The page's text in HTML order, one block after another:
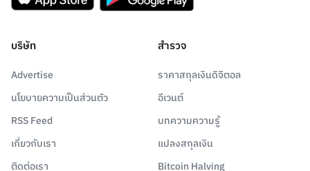
บริษัท
Advertise
นโยบายความเป็นส่วนตัว
RSS Feed
เกี่ยวกับเรา
ติดต่อเรา
สำรวจ
ราคาสกุลเงินดิจิตอล
อีเวนต์
บทความความรู้
แปลงสกุลเงิน
Bitcoin Halving